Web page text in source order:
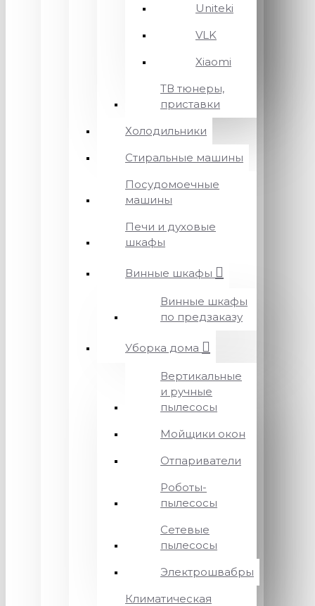
Uniteki
VLK
Xiaomi
ТВ тюнеры,
приставки
Холодильники
Стиральные машины
Посудомоечные
машины
Печи и духовые
шкафы
Винные шкафы
Винные шкафы
по предзаказу
Уборка дома
Вертикальные
и ручные
пылесосы
Мойщики окон
Отпариватели
Роботы-
пылесосы
Сетевые
пылесосы
Электрошвабры
Климатическая